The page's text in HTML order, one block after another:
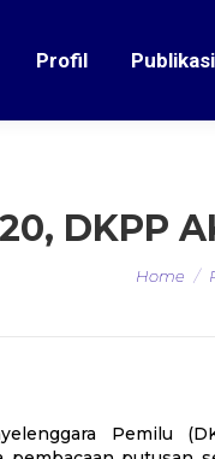
Profil Publikasi
DKPP
You are
Home
Pemilu